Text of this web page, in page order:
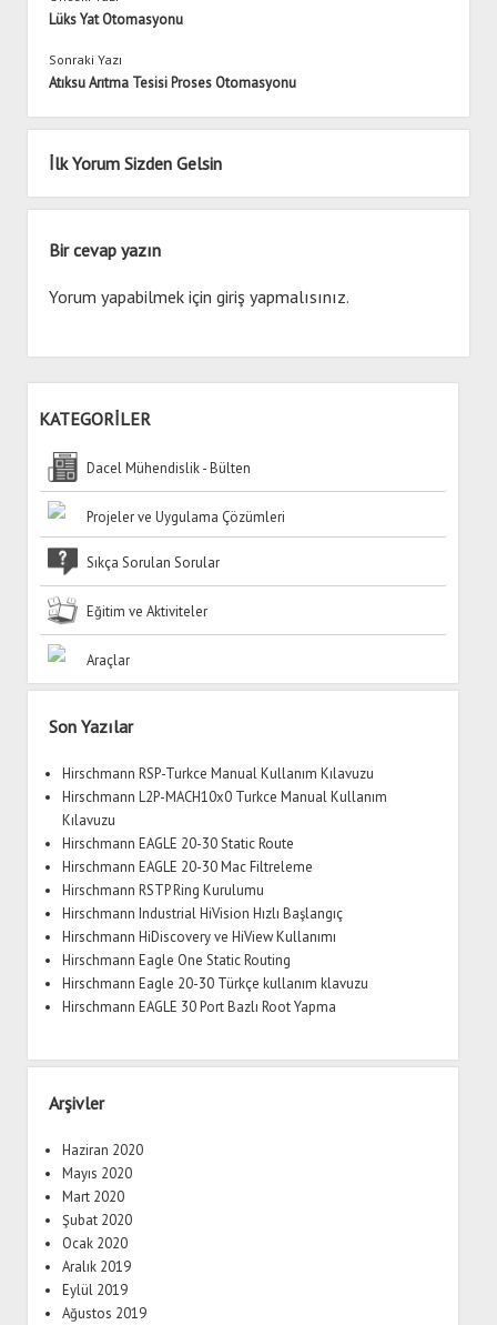
Lüks Yat Otomasyonu
Sonraki Yazı
Atıksu Arıtma Tesisi Proses Otomasyonu
İlk Yorum Sizden Gelsin
Bir cevap yazın
Yorum yapabilmek için giriş yapmalısınız.
KATEGORİLER
Dacel Mühendislik - Bülten
Projeler ve Uygulama Çözümleri
Sıkça Sorulan Sorular
Eğitim ve Aktiviteler
Araçlar
Son Yazılar
Hirschmann RSP-Turkce Manual Kullanım Kılavuzu
Hirschmann L2P-MACH10x0 Turkce Manual Kullanım
Kılavuzu
Hirschmann EAGLE 20-30 Static Route
Hirschmann EAGLE 20-30 Mac Filtreleme
Hirschmann RSTP Ring Kurulumu
Hirschmann Industrial HiVision Hızlı Başlangıç
Hirschmann HiDiscovery ve HiView Kullanımı
Hirschmann Eagle One Static Routing
Hirschmann Eagle 20-30 Türkçe kullanım klavuzu
Hirschmann EAGLE 30 Port Bazlı Root Yapma
Arşivler
Haziran 2020
Mayıs 2020
Mart 2020
Şubat 2020
Ocak 2020
Aralık 2019
Eylül 2019
Ağustos 2019